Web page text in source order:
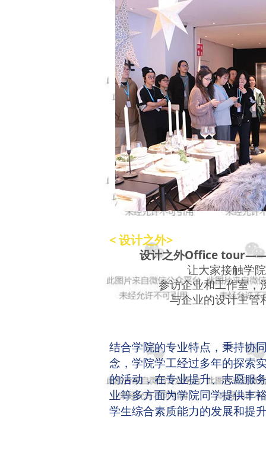
< 设计之外>
设计之外Office tour——
让大家接触学
参访企业和工作室，
与企业的设计主管
结合学院的专业特点，秉持协
念，学院学工经过多年的探索
的活动，在专业提升、志愿服
业等多方面为学院同学提供丰
学生综合素质能力的发展和提